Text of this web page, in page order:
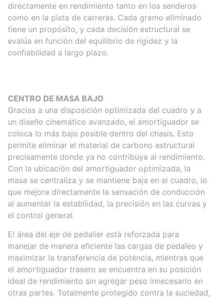
directamente en rendimiento tanto en los senderos
como en la pista de carreras. Cada gramo eliminado
tiene un propósito, y cada decisión estructural se
evalúa en función del equilibrio de rigidez y la
confiabilidad a largo plazo.
CENTRO DE MASA BAJO
Gracias a una disposición optimizada del cuadro y a
un diseño cinemático avanzado, el amortiguador se
coloca lo más bajo posible dentro del chasis. Esto
permite eliminar el material de carbono estructural
precisamente donde ya no contribuye al rendimiento.
Con la ubicación del amortiguador optimizada, la
masa se centraliza y se mantiene baja en el cuadro, lo
que mejora directamente la sensación de conducción
al aumentar la estabilidad, la precisión en las curvas y
el control general.
El área del eje de pedalier está reforzada para
manejar de manera eficiente las cargas de pedaleo y
maximizar la transferencia de potencia, mientras que
el amortiguador trasero se encuentra en su posición
ideal de rendimiento sin agregar peso innecesario en
otras partes. Totalmente protegido contra la suciedad,